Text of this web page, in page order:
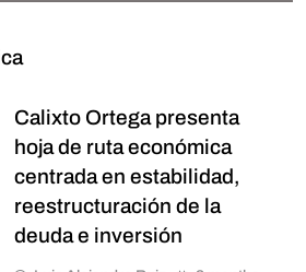
Calixto Ortega presenta
hoja de ruta económica
centrada en estabilidad,
reestructuración de la
deuda e inversión